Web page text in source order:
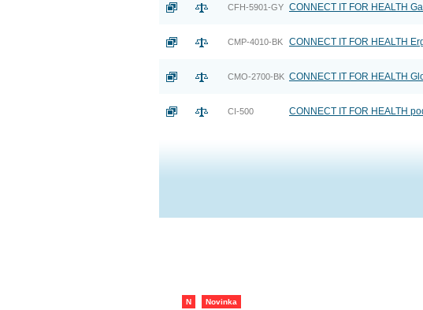
CFH-5901-GY CONNECT IT FOR HEALTH
CMP-4010-BK CONNECT IT FOR HEALTH
CMO-2700-BK CONNECT IT FOR HEALTH
CI-500 CONNECT IT FOR HEALTH
N Novinka